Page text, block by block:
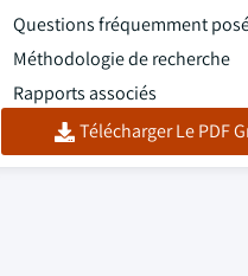
Questions fréquemment
Méthodologie de recherche
Rapports associés
Télécharger Le PDF